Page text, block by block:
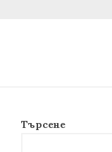
Търсене